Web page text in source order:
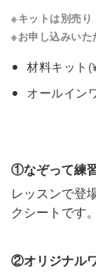
※キットは別売り
※お申し込みいた
材料キット(
オールイン
①なぞって練
レッスンで登
クシートです。
②オリジナル